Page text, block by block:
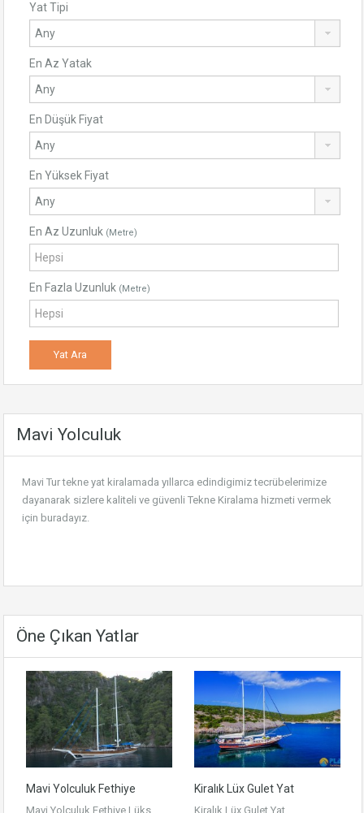
Yat Tipi
En Az Yatak
En Düşük Fiyat
En Yüksek Fiyat
En Az Uzunluk (Metre)
En Fazla Uzunluk (Metre)
Mavi Yolculuk
Mavi Tur tekne yat kiralamada yıllarca edindigimiz tecrübelerimize
dayanarak sizlere kaliteli ve güvenli Tekne Kiralama hizmeti vermek
için buradayız.
Öne Çıkan Yatlar
Mavi Yolculuk Fethiye
Mavi Yolculuk Fethiye,Lüks
Kiralık Lüx Gulet Yat
Kiralık Lüx Gulet Yat